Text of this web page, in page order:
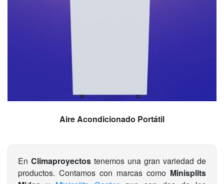
Aire Acondicionado Portátil
En Climaproyectos tenemos una gran variedad de
productos. Contamos con marcas como Minisplits